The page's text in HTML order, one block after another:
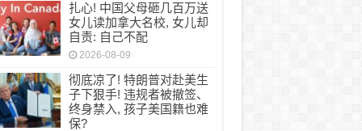
扎心! 中国父母砸几百万送
女儿读加拿大名校, 女儿却
自责: 自己不配
2026-08-09
彻底凉了! 特朗普对赴美生
子下狠手! 违规者被撤签、
终身禁入, 孩子美国籍也难
保?